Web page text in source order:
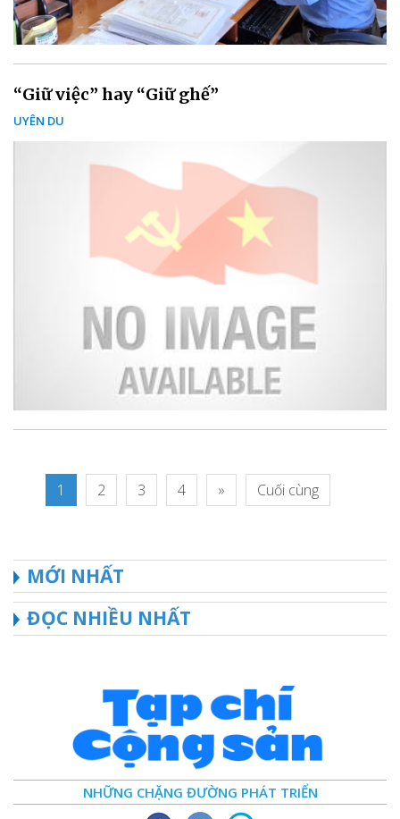
“Giữ việc” hay “Giữ ghế”
UYÊN DU
1 2 3 4 » Cuối cùng
MỚI NHẤT
ĐỌC NHIỀU NHẤT
NHỮNG CHẶNG ĐƯỜNG PHÁT TRIỂN